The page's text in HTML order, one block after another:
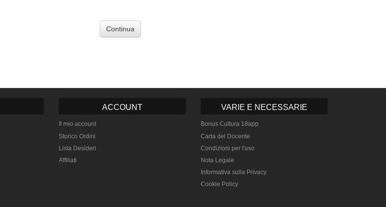
Continua
ACCOUNT
Il mio account
Storico Ordini
Lista Desideri
Affiliati
VARIE E NECESSARIE
Bonus Cultura 18app
Carta del Docente
Condizioni per l'uso
Nota Legale
Informativa sulla Privacy
Cookie Policy